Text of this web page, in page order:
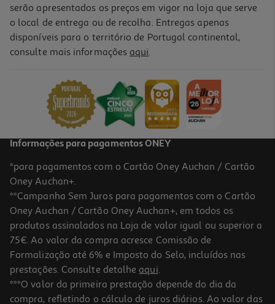
Toalha Papel Actuel Infantil 1.35x2.2m
4.0
Toalha Rolo Auchan Essencial Papel Branco 20x1.18m
3.99 €/un
serão apresentados os preços em vigor na loja que serve
o local de entrega ou de recolha. Entregas apenas
disponíveis para o território de Portugal continental,
consulte mais informações aqui.
Informações para pagamentos ONEY
*para pagamentos com o Cartão Oney Auchan / Cartão
Oney Auchan+.
**Campanha Sem Juros para pagamentos com o Cartão
Oney Auchan / Cartão Oney Auchan+, em todos os
produtos assinalados na Loja de valor igual ou superior a
75€. Ao valor da compra acresce Comissão de
Formalização até 6% e Imposto do Selo, incluídos nas
prestações. Consulte detalhe aqui.
***O valor da primeira prestação depende do dia da
compra, refletindo o cálculo de juros diários. Ao valor das